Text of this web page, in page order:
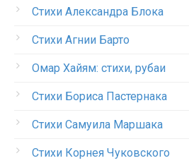
Стихи Александра Блока
Стихи Агнии Барто
Омар Хайям: стихи, рубаи
Стихи Бориса Пастернака
Стихи Самуила Маршака
Стихи Корнея Чуковского